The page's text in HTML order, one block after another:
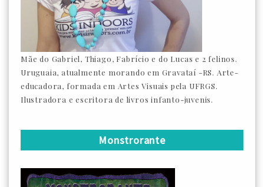
Mãe do Gabriel, Thiago, Fabrício e do Lucas e 2 felinos.
Uruguaia, atualmente morando em Gravataí -RS. Arte-
educadora, formada em Artes Visuais pela UFRGS.
Ilustradora e escritora de livros infanto-juvenis.
Monstrorante